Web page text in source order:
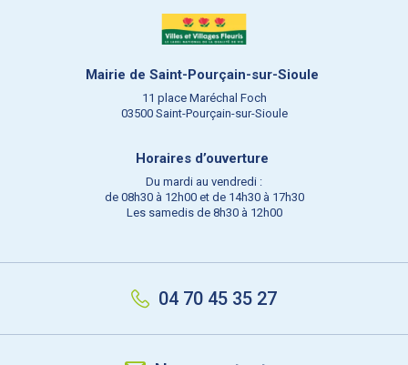
Mairie de Saint-Pourçain-sur-Sioule
11 place Maréchal Foch
03500 Saint-Pourçain-sur-Sioule
Horaires d’ouverture
Du mardi au vendredi :
de 08h30 à 12h00 et de 14h30 à 17h30
Les samedis de 8h30 à 12h00
04 70 45 35 27